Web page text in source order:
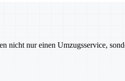
nur einen Umzugsservice,